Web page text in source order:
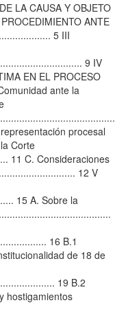
LA CAUSA Y OBJETO
ANTE
5 III
9 IV
EN EL PROCESO
ante la
procesal
Corte
11 C. Consideraciones
12 V
15 A. Sobre la
16 B.1
de 18 de
19 B.2
hostigamientos